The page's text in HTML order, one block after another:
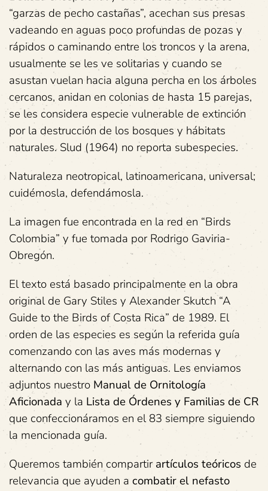
“garzas de pecho castañas”, acechan sus presas
vadeando en aguas poco profundas de pozas y
rápidos o caminando entre los troncos y la arena,
usualmente se les ve solitarias y cuando se
asustan vuelan hacia alguna percha en los árboles
cercanos, anidan en colonias de hasta 15 parejas,
se les considera especie vulnerable de extinción
por la destrucción de los bosques y hábitats
naturales. Slud (1964) no reporta subespecies.
Naturaleza neotropical, latinoamericana, universal;
cuidémosla, defendámosla.
La imagen fue encontrada en la red en “Birds
Colombia” y fue tomada por Rodrigo Gaviria-
Obregón.
El texto está basado principalmente en la obra
original de Gary Stiles y Alexander Skutch “A
Guide to the Birds of Costa Rica” de 1989. El
orden de las especies es según la referida guía
comenzando con las aves más modernas y
alternando con las más antiguas. Les enviamos
adjuntos nuestro Manual de Ornitología
Aficionada y la Lista de Órdenes y Familias de CR
que confeccionáramos en el 83 siempre siguiendo
la mencionada guía.
Queremos también compartirartículos teóricos de
relevancia que ayuden acombatir el nefasto